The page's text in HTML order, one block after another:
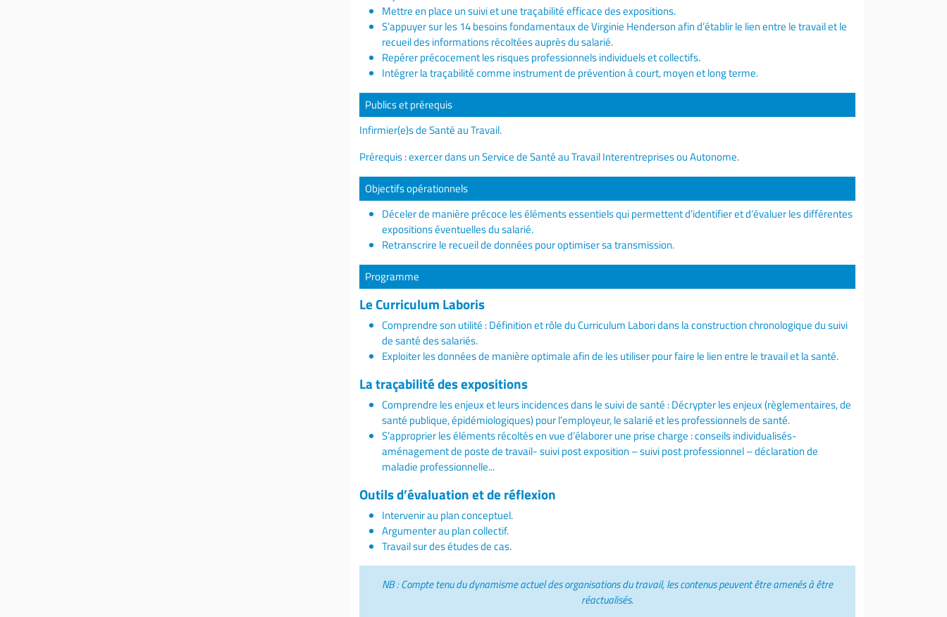
Mettre en place un suivi et une traçabilité efficace des expositions.
S’appuyer sur les 14 besoins fondamentaux de Virginie Henderson afin d’établir le lien entre le travail et le
recueil des informations récoltées auprès du salarié.
Repérer précocement les risques professionnels individuels et collectifs.
Intégrer la traçabilité comme instrument de prévention à court, moyen et long terme.
Publics et prérequis
Infirmier(e)s de Santé au Travail.
Prérequis : exercer dans un Service de Santé au Travail Interentreprises ou Autonome.
Objectifs opérationnels
Déceler de manière précoce les éléments essentiels qui permettent d’identifier et d’évaluer les différentes
expositions éventuelles du salarié.
Retranscrire le recueil de données pour optimiser sa transmission.
Programme
Le Curriculum Laboris
Comprendre son utilité : Définition et rôle du Curriculum Labori dans la construction chronologique du suivi
de santé des salariés.
Exploiter les données de manière optimale afin de les utiliser pour faire le lien entre le travail et la santé.
La traçabilité des expositions
Comprendre les enjeux et leurs incidences dans le suivi de santé : Décrypter les enjeux (règlementaires, de
santé publique, épidémiologiques) pour l’employeur, le salarié et les professionnels de santé.
S’approprier les éléments récoltés en vue d’élaborer une prise charge : conseils individualisés-
aménagement de poste de travail- suivi post exposition – suivi post professionnel – déclaration de
maladie professionnelle...
Outils d’évaluation et de réflexion
Intervenir au plan conceptuel.
Argumenter au plan collectif.
Travail sur des études de cas.
NB : Compte tenu du dynamisme actuel des organisations du travail, les contenus peuvent être amenés à être
réactualisés.